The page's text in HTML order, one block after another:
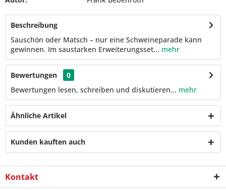
Beschreibung
Sauschön oder Matsch – nur eine Schweineparade kann
gewinnen. Im saustarken Erweiterungsset... mehr
Bewertungen
0
Bewertungen lesen, schreiben und diskutieren... mehr
Ähnliche Artikel
Kunden kauften auch
Kontakt